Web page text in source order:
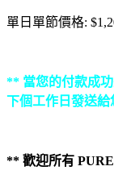
單日單節價格:
** 當您的付款成
下個工作日發送
** 歡迎所有